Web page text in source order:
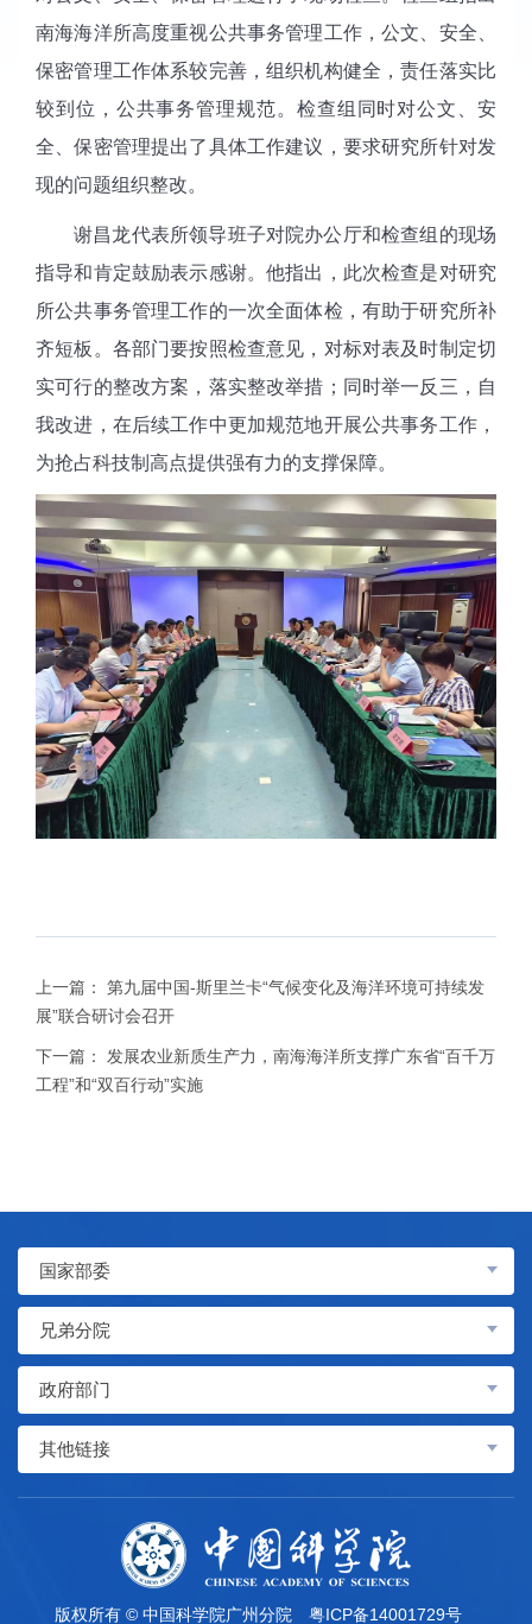
南海海洋所高度重视公共事务管理工作，公文、安全、
保密管理工作体系较完善，组织机构健全，责任落实比
较到位，公共事务管理规范。检查组同时对公文、安
全、保密管理提出了具体工作建议，要求研究所针对发
现的问题组织整改。
谢昌龙代表所领导班子对院办公厅和检查组的现场
指导和肯定鼓励表示感谢。他指出，此次检查是对研究
所公共事务管理工作的一次全面体检，有助于研究所补
齐短板。各部门要按照检查意见，对标对表及时制定切
实可行的整改方案，落实整改举措；同时举一反三，自
我改进，在后续工作中更加规范地开展公共事务工作，
为抢占科技制高点提供强有力的支撑保障。
上一篇：
第九届中国-斯里兰卡“气候变化及海洋环境可持续发
展”联合研讨会召开
下一篇：
发展农业新质生产力，南海海洋所支撑广东省“百千万
工程”和“双百行动”实施
国家部委
兄弟分院
政府部门
其他链接
版权所有 © 中国科学院广州分院 粤ICP备14001729号